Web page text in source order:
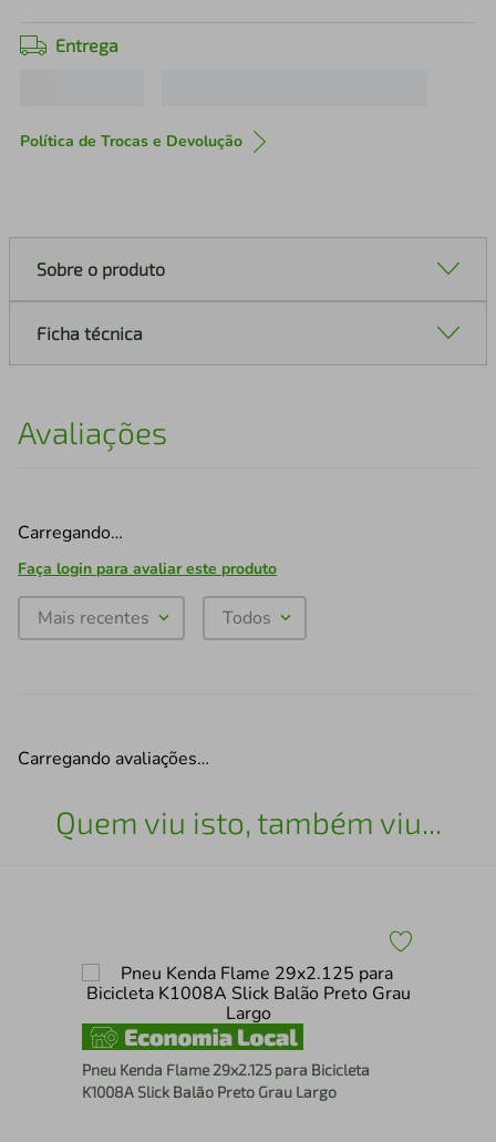
Entrega
Política de Trocas e Devolução
Sobre o produto
Ficha técnica
Avaliações
Carregando…
Faça login para avaliar este produto
Mais recentes Todos
Carregando avaliações…
Quem viu isto, também viu...
Pneu Kenda Flame 29x2.125 para Bicicleta
K1008A Slick Balão Preto Grau Largo